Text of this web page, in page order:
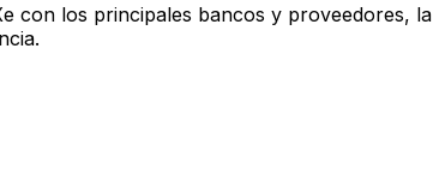
con los principales bancos y proveedores,